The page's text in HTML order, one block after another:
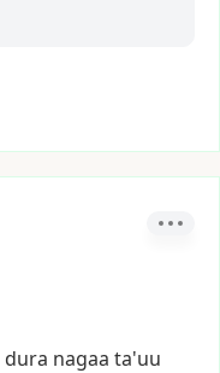
dura nagaa ta'uu